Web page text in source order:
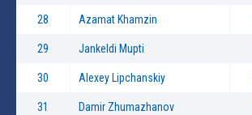
28 Azamat Khamzin
29 Jankeldi Mupti
30 Alexey Lipchanskiy
31 Damir Zhumazhanov